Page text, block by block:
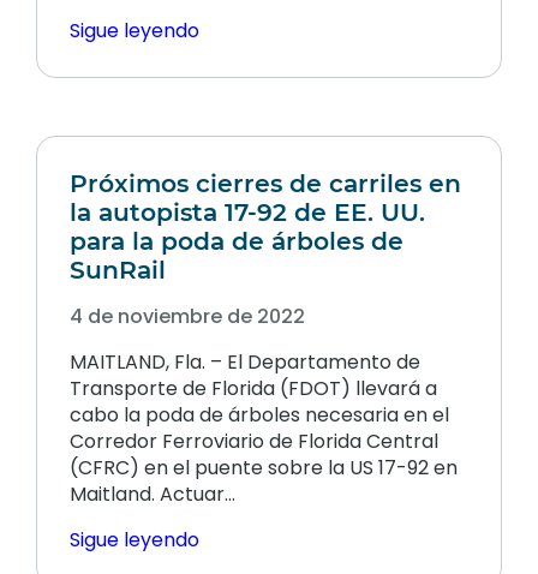
Sigue leyendo
Próximos cierres de carriles en
la autopista 17-92 de EE. UU.
para la poda de árboles de
SunRail
4 de noviembre de 2022
MAITLAND, Fla. – El Departamento de
Transporte de Florida (FDOT) llevará a
cabo la poda de árboles necesaria en el
Corredor Ferroviario de Florida Central
(CFRC) en el puente sobre la US 17-92 en
Maitland. Actuar…
Sigue leyendo